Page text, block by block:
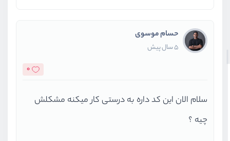
حسام موسوی
5 سال پیش
0
سلام الان این کد داره به درستی کار میکنه مشکلش
چیه ؟